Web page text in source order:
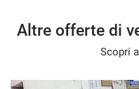
Altre offerte di
Scopri